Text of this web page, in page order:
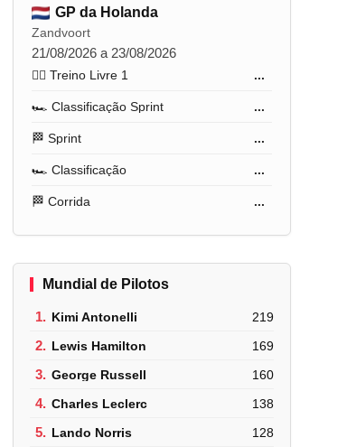
GP da Holanda
Zandvoort
21/08/2026 a 23/08/2026
🏋️‍♂️ Treino Livre 1 ...
🏎️ Classificação Sprint ...
🏁 Sprint ...
🏎️ Classificação ...
🏁 Corrida ...
Mundial de Pilotos
1. Kimi Antonelli 219
2. Lewis Hamilton 169
3. George Russell 160
4. Charles Leclerc 138
5. Lando Norris 128